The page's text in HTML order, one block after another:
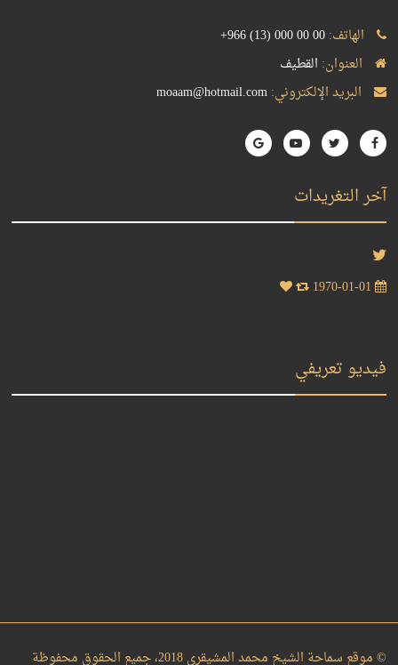
الهاتف:+966 (13) 000 00 00
العنوان: القطيف
البريد الإلكتروني:moaam@hotmail.com
آخر التغريدات
فيديو تعريفي
© موقع سماحة الشيخ محمد المشيقري 2018، جميع الحقوق محفوظة